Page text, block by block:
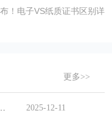
！电子VS纸质证书区别详
更多>>
最简单？ 2025-12-11